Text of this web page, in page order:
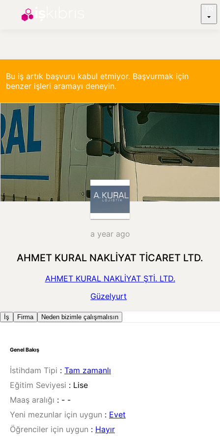
Bu iş artık başvuru kabul etmiyor. Başvurmak için
benzer işleri aramayı deneyin.
a year ago
AHMET KURAL NAKLİYAT TİCARET LTD.
AHMET KURAL NAKLİYAT ŞTİ. LTD.
Güzelyurt
İş Firma Neden bizimle çalışmalısın
Genel Bakış
İstihdam Tipi : Tam zamanlı
Eğitim Seviyesi : Lise
Maaş aralığı : - -
Yeni mezunlar için uygun : Evet
Öğrenciler için uygun : Hayır